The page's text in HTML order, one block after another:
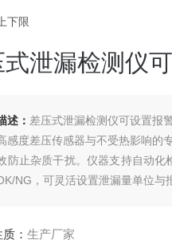
下限
式泄漏检测仪
述： 差压式泄漏检测仪可设置报
感度差压传感器与不受热影响的
防止杂质干扰。仪器支持自动
NG，可灵活设置泄漏量单位
： 生产厂家